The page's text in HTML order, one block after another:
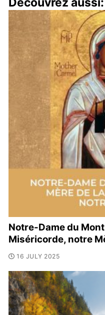
Notre-Dame du
Miséricorde, notre
16 JULY 2025